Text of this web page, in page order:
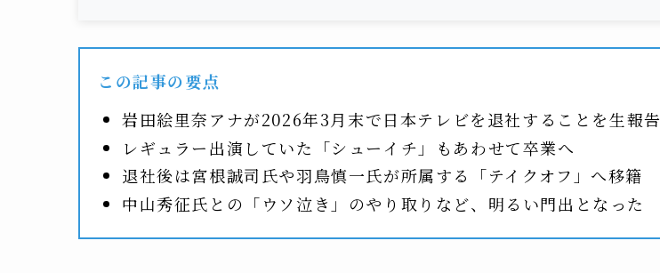
この記事の要点
岩田絵里奈アナが2026年3月末で日本テレビを退社することを生報告
レギュラー出演していた「シューイチ」もあわせて卒業へ
退社後は宮根誠司氏や羽鳥慎一氏が所属する「テイクオフ」へ移籍
中山秀征氏との「ウソ泣き」のやり取りなど、明るい門出となった